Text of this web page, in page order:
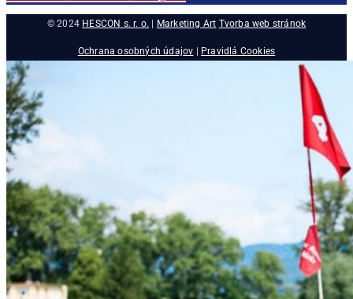
© 2024 HESCON s. r. o. | Marketing Art Tvorba web stránok
Ochrana osobných údajov Pravidlá Cookies